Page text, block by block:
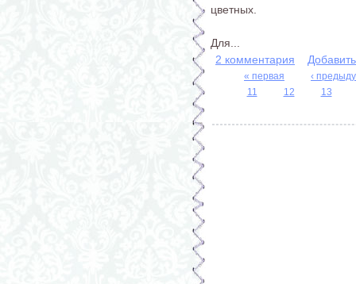
цветных.
Для...
2 комментария
« первая
‹
11
12 13